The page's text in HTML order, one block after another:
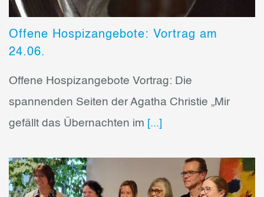
Offene Hospizangebote: Vortrag am
24.06.
Offene Hospizangebote Vortrag: Die
spannenden Seiten der Agatha Christie „Mir
gefällt das Übernachten im [...]